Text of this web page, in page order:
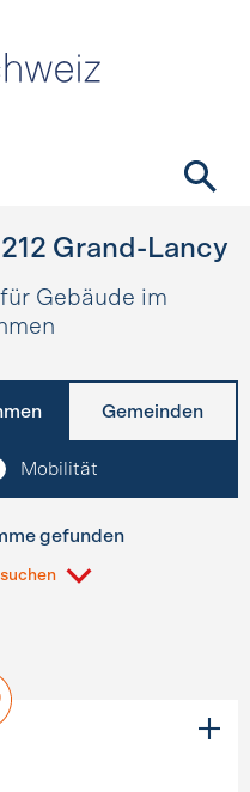
Grand-Lancy
Gebäude im
Gemeinden
Mobilität
gefunden